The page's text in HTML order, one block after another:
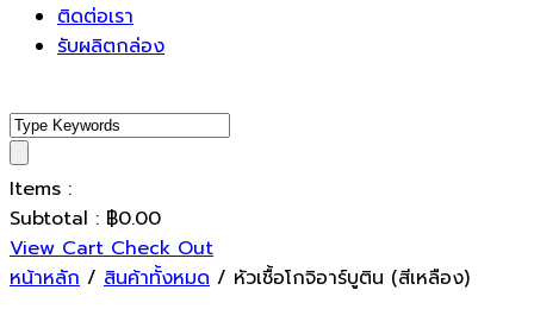
ติดต่อเรา
รับผลิตกล่อง
Items :
Subtotal : ฿0.00
View CartCheck Out
หน้าหลัก / สินค้าทั้งหมด / หัวเชื้อโกจิอาร์บูติน (สีเหลือง)